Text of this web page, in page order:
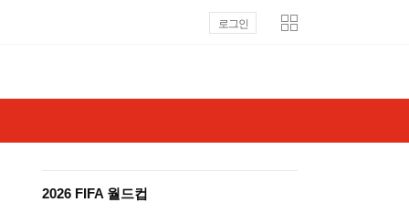
로그인
2026 FIFA 월드컵